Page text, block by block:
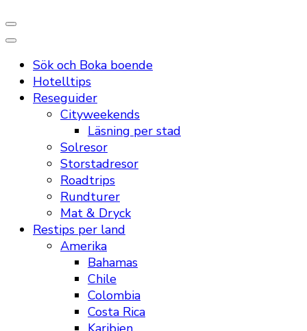
Sök och Boka boende
Hotelltips
Reseguider
Cityweekends
Läsning per stad
Solresor
Storstadresor
Roadtrips
Rundturer
Mat & Dryck
Restips per land
Amerika
Bahamas
Chile
Colombia
Costa Rica